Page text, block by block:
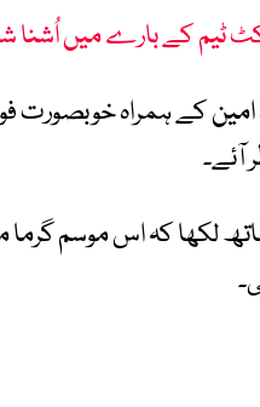
ٹیم کے بارے میں اُشنا
امین کے ہمراہ
آئے۔
لکھا کہ اس موسم